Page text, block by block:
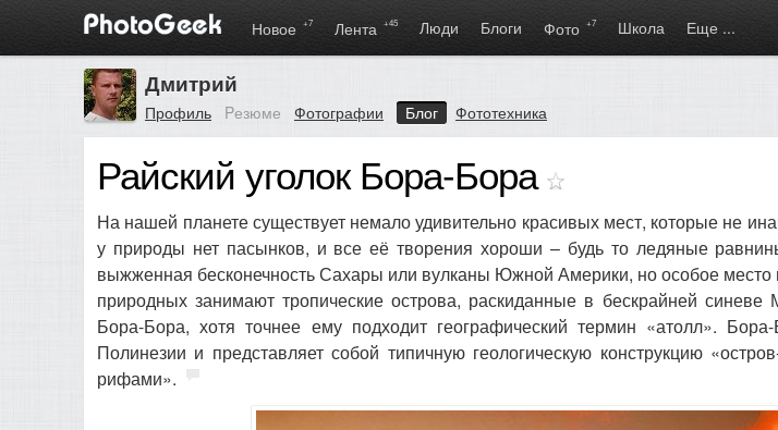
Новое +7 Лента +45 Люди Блоги Фото +7 Школа Еще ...
Дмитрий
Профиль Pезюме Фотографии Блог Фототехника
Райский уголок Бора-Бора
На нашей планете существует немало удивительно красивых мест, которые не
у природы нет пасынков, и все её творения хороши – будь то ледяные
выжженная бесконечность Сахары или вулканы Южной Америки, но особое место
природных занимают тропические острова, раскиданные в бескрайней синеве
Бора-Бора, хотя точнее ему подходит географический термин «атолл».
Полинезии и представляет собой типичную геологическую конструкцию
рифами».